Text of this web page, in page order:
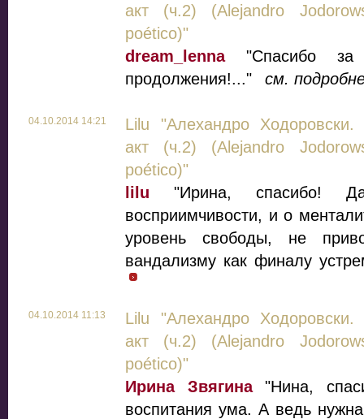
акт (ч.2) (Alejandro
poético)"
dream_lenna"Спасибо за
продолжения!..."
см.
04.10.2014 14:21
Lilu "Алехандро Ходоровски.
акт (ч.2) (Alejandro
poético)"
lilu "Ирина, спасибо!
восприимчивости, и о
уровень свободы, не
вандализму как финалу
04.10.2014 11:13
Lilu "Алехандро Ходоровски.
акт (ч.2) (Alejandro
poético)"
Ирина Звягина"Нина,
воспитания ума. А ведь